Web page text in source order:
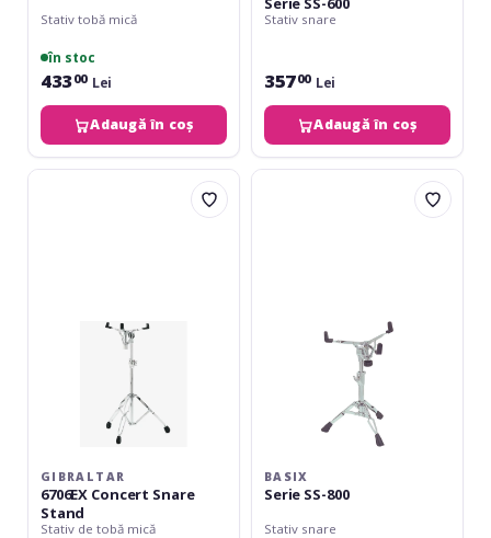
Stativ tobă mică
în stoc
43300 Lei
Adaugă în coș
Stativ snare
35700 Lei
Adaugă în coș
Gibraltar
GIBRALTAR
6706EX Concert Snare
Stand
Stativ de tobă mică
Basix
BASIX
Serie SS-800
Stativ snare